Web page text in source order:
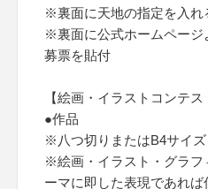
※裏面に天地の指定を入れ
※裏面に公式ホームページ
募票を貼付
【絵画・イラストコンテス
●作品
※八つ切りまたはB4サイズ
※絵画・イラスト・グラフ
ーマに即した表現であれば